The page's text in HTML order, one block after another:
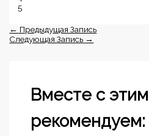
5
← Предыдущая Запись
Следующая Запись →
Вместе с этим
рекомендуем: